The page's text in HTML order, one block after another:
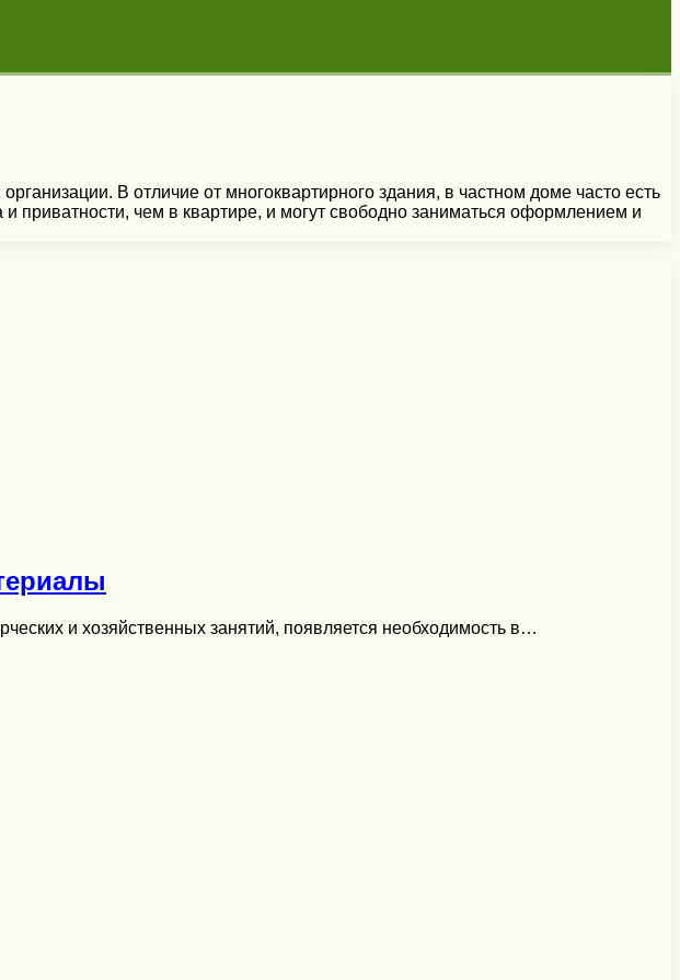
В отличие от многоквартирного здания, в частном доме часто есть
чем в квартире, и могут свободно заниматься оформлением и
и хозяйственных занятий, появляется необходимость в…